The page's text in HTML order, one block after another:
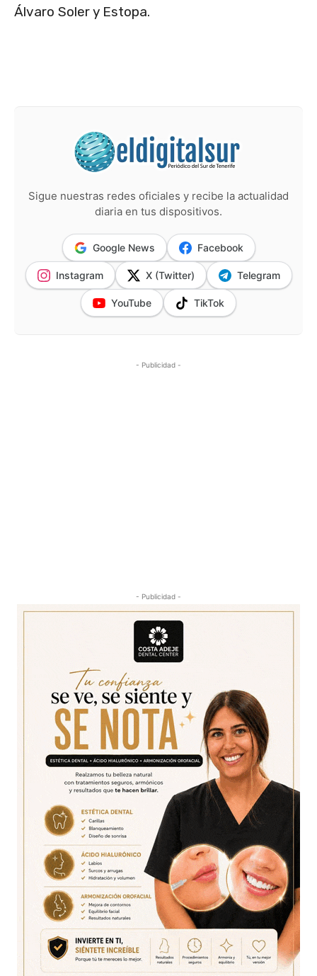
Álvaro Soler y Estopa.
Sigue nuestras redes oficiales y recibe la actualidad
diaria en tus dispositivos.
Google News Facebook
Instagram X (Twitter) Telegram
YouTube TikTok
- Publicidad -
- Publicidad -